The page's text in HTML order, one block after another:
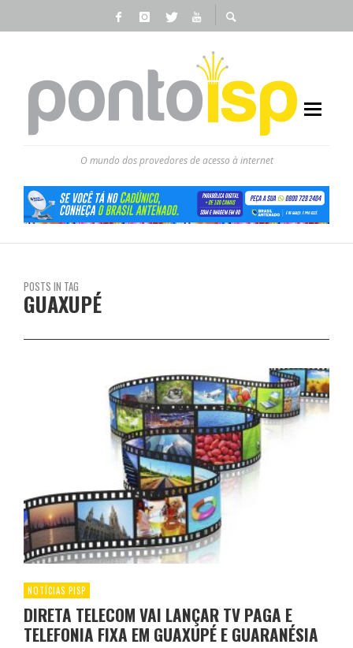
O mundo dos provedores de acesso à internet
POSTS IN TAG
GUAXUPÉ
NOTÍCIAS PISP
DIRETA TELECOM VAI LANÇAR TV PAGA E
TELEFONIA FIXA EM GUAXUPÉ E GUARANÉSIA